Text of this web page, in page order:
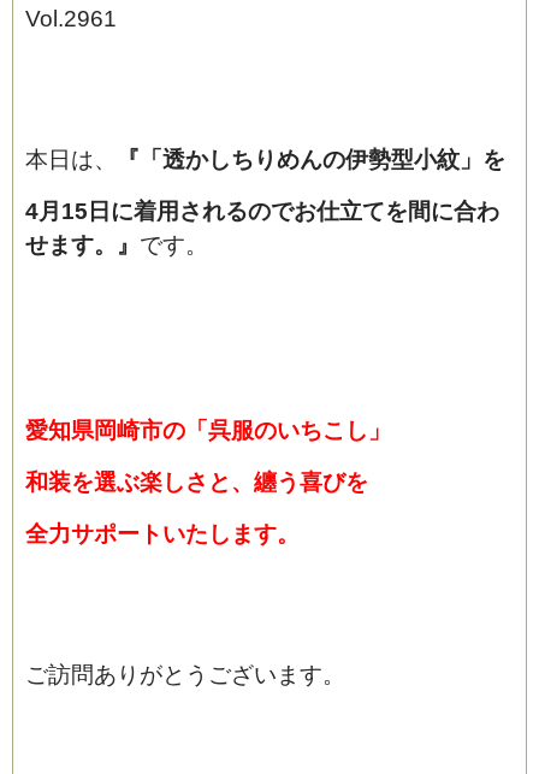
Vol.2961
本日は、 『「透かしちりめんの伊勢型小紋」を
4月15日に着用されるのでお仕立てを間に合わ
せます。』 です。
愛知県岡崎市の「呉服のいちこし」
和装を選ぶ楽しさと、纏う喜びを
全力サポートいたします。
ご訪問ありがとうございます。